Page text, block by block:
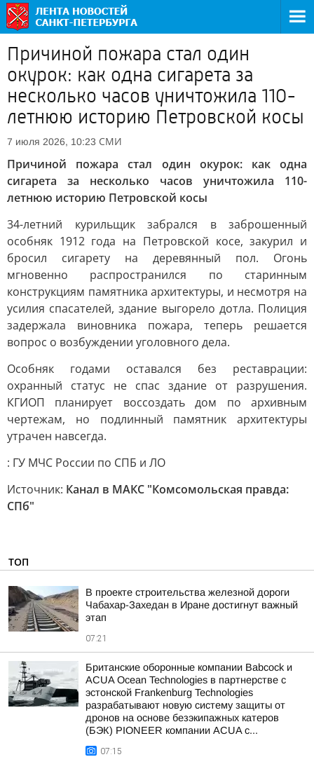
Причиной пожара стал один
окурок: как одна сигарета за
несколько часов уничтожила 110-
летнюю историю Петровской косы
7 июля 2026, 10:23 СМИ
Причиной пожара стал один окурок: как одна
сигарета за несколько часов уничтожила 110-
летнюю историю Петровской косы
34-летний курильщик забрался в заброшенный
особняк 1912 года на Петровской косе, закурил и
бросил сигарету на деревянный пол. Огонь
мгновенно распространился по старинным
конструкциям памятника архитектуры, и несмотря на
усилия спасателей, здание выгорело дотла. Полиция
задержала виновника пожара, теперь решается
вопрос о возбуждении уголовного дела.
Особняк годами оставался без реставрации:
охранный статус не спас здание от разрушения.
КГИОП планирует воссоздать дом по архивным
чертежам, но подлинный памятник архитектуры
утрачен навсегда.
: ГУ МЧС России по СПБ и ЛО
Источник: Канал в МАКС "Комсомольская правда:
СПб"
ТОП
В проекте строительства железной дороги
Чабахар-Захедан в Иране достигнут важный
этап
07:21
Британские оборонные компании Babcock и
ACUA Ocean Technologies в партнерстве с
эстонской Frankenburg Technologies
разрабатывают новую систему защиты от
дронов на основе безэкипажных катеров
(БЭК) PIONEER компании ACUA с...
07:15